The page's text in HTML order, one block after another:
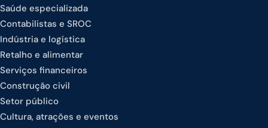
Saúde especializada
Contabilistas e SROC
Indústria e logística
Retalho e alimentar
Serviços financeiros
Construção civil
Setor público
Cultura, atrações e eventos